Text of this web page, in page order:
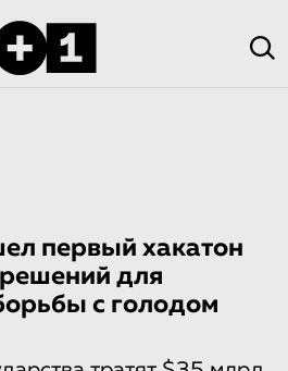
первый хакатон
для
с голодом